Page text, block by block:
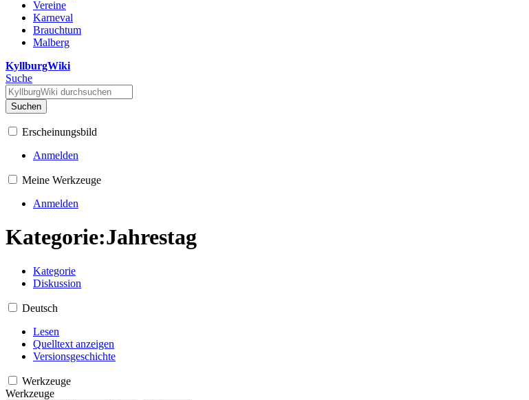
Vereine
Karneval
Brauchtum
Malberg
KyllburgWiki
Suche
Suchen
Erscheinungsbild
Anmelden
Meine Werkzeuge
Anmelden
Kategorie:Jahrestag
Kategorie
Diskussion
Deutsch
Lesen
Quelltext anzeigen
Versionsgeschichte
Werkzeuge
Werkzeuge